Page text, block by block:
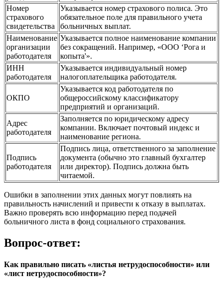
Номер
страхового
свидетельства
Указывается номер страхового полиса. Это
обязательное поле для правильного учета
больничных выплат.
Наименование
организации
работодателя
Указывается полное наименование компании
без сокращений. Например, «ООО ‘Рога и
копыта'».
ИНН
работодателя
Указывается индивидуальный номер
налогоплательщика работодателя.
ОКПО
Указывается код работодателя по
общероссийскому классификатору
предприятий и организаций.
Адрес
работодателя
Заполняется по юридическому адресу
компании. Включает почтовый индекс и
наименование региона.
Подпись
работодателя
Подпись лица, ответственного за заполнение
документа (обычно это главный бухгалтер
или директор). Подпись должна быть
читаемой.
Ошибки в заполнении этих данных могут повлиять на
правильность начислений и привести к отказу в выплатах.
Важно проверять всю информацию перед подачей
больничного листа в фонд социального страхования.
Вопрос-ответ:
Как правильно писать «листья нетрудоспособности» или
«лист нетрудоспособности»?